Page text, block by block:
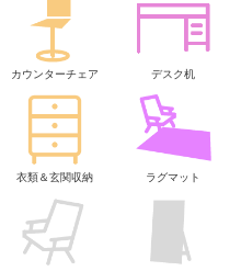
カウンターチェア デスク机
衣類＆玄関収納 ラグマット